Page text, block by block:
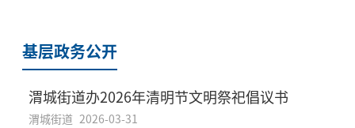
基层政务公开
渭城街道办2026年清明节文明祭祀倡议书
渭城街道 2026-03-31